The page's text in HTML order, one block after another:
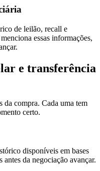
de leilão, recall e
essas informações,
e transferência
da compra. Cada uma tem
certo.
disponíveis em bases
da negociação avançar.